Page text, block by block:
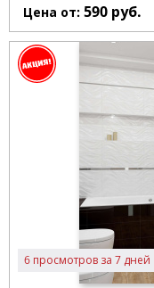
Цена от: 590 руб.
6 просмотров за 7 дней